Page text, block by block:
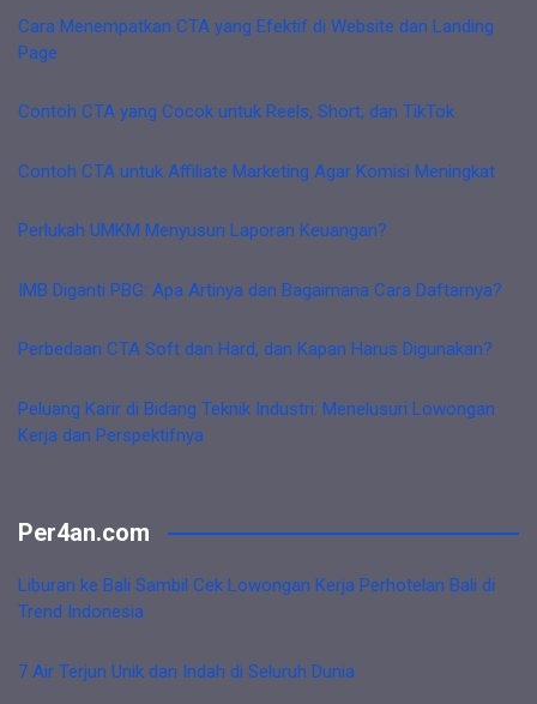
Cara Menempatkan CTA yang Efektif di Website dan Landing
Page
Contoh CTA yang Cocok untuk Reels, Short, dan TikTok
Contoh CTA untuk Affiliate Marketing Agar Komisi Meningkat
Perlukah UMKM Menyusun Laporan Keuangan?
IMB Diganti PBG: Apa Artinya dan Bagaimana Cara Daftarnya?
Perbedaan CTA Soft dan Hard, dan Kapan Harus Digunakan?
Peluang Karir di Bidang Teknik Industri: Menelusuri Lowongan
Kerja dan Perspektifnya
Per4an.com
Liburan ke Bali Sambil Cek Lowongan Kerja Perhotelan Bali di
Trend Indonesia
7 Air Terjun Unik dan Indah di Seluruh Dunia